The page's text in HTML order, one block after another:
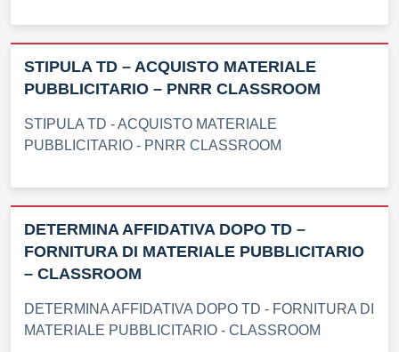
STIPULA TD – ACQUISTO MATERIALE
PUBBLICITARIO – PNRR CLASSROOM
STIPULA TD - ACQUISTO MATERIALE
PUBBLICITARIO - PNRR CLASSROOM
DETERMINA AFFIDATIVA DOPO TD –
FORNITURA DI MATERIALE PUBBLICITARIO
– CLASSROOM
DETERMINA AFFIDATIVA DOPO TD - FORNITURA DI
MATERIALE PUBBLICITARIO - CLASSROOM